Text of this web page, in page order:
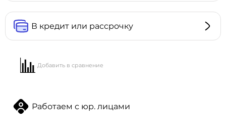
В кредит или рассрочку
Добавить в сравнение
Работаем с юр. лицами